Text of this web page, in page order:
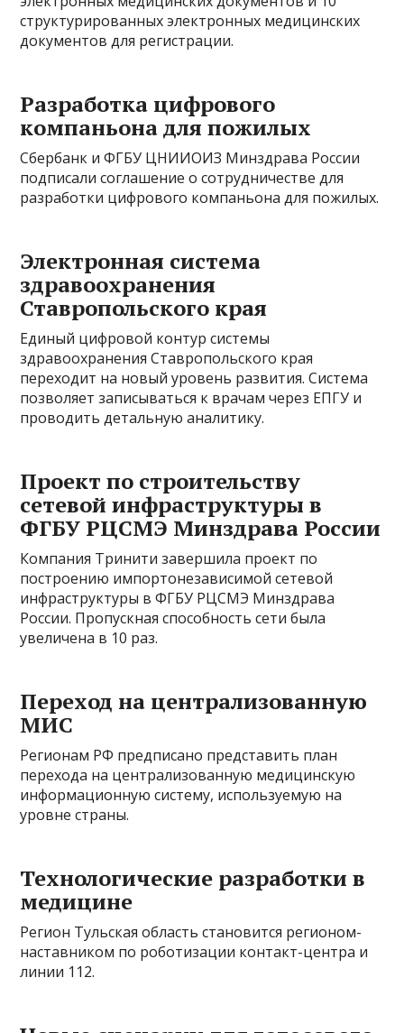
структурированных электронных медицинских
документов для регистрации.
Разработка цифрового
компаньона для пожилых
Сбербанк и ФГБУ ЦНИИОИЗ Минздрава России
подписали соглашение о сотрудничестве для
разработки цифрового компаньона для пожилых.
Электронная система
здравоохранения
Ставропольского края
Единый цифровой контур системы
здравоохранения Ставропольского края
переходит на новый уровень развития. Система
позволяет записываться к врачам через ЕПГУ и
проводить детальную аналитику.
Проект по строительству
сетевой инфраструктуры в
ФГБУ РЦСМЭ Минздрава России
Компания Тринити завершила проект по
построению импортонезависимой сетевой
инфраструктуры в ФГБУ РЦСМЭ Минздрава
России. Пропускная способность сети была
увеличена в 10 раз.
Переход на централизованную
МИС
Регионам РФ предписано представить план
перехода на централизованную медицинскую
информационную систему, используемую на
уровне страны.
Технологические разработки в
медицине
Регион Тульская область становится регионом-
наставником по роботизации контакт-центра и
линии 112.